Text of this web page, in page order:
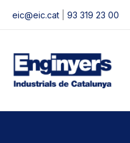
eic@eic.cat 93 319 23 00